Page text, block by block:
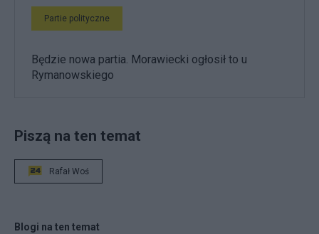
Partie polityczne
Będzie nowa partia. Morawiecki ogłosił to u
Rymanowskiego
Piszą na ten temat
Rafał Woś
Blogi na ten temat